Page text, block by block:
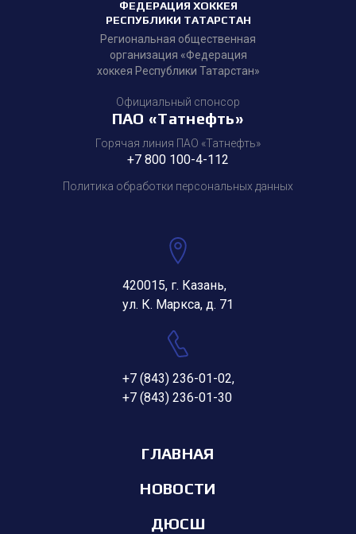
ФЕДЕРАЦИЯ ХОККЕЯ
РЕСПУБЛИКИ ТАТАРСТАН
Региональная общественная
организация «Федерация
хоккея Республики Татарстан»
Официальный спонсор
ПАО «Татнефть»
Горячая линия ПАО «Татнефть»
+7 800 100-4-112
Политика обработки персональных данных
420015, г. Казань,
ул. К. Маркса, д. 71
+7 (843) 236-01-02,
+7 (843) 236-01-30
ГЛАВНАЯ
НОВОСТИ
ДЮСШ